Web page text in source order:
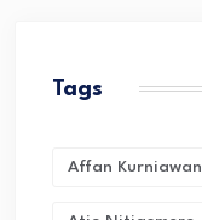
Tags
Affan Kurniawan